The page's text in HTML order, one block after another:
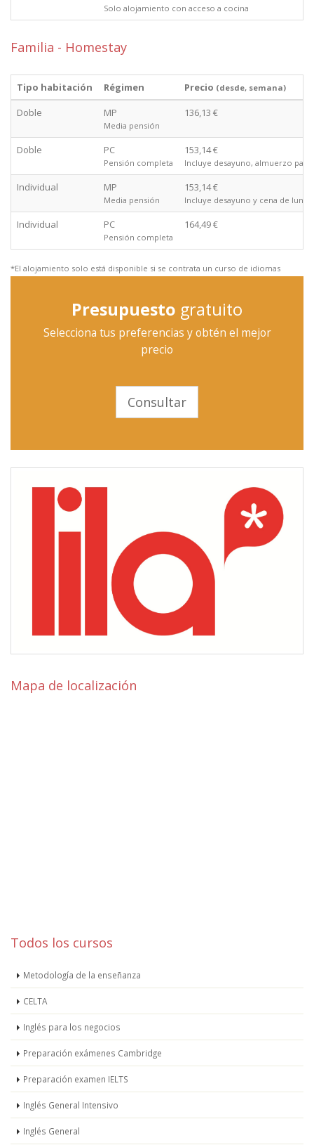
Solo alojamiento con acceso a cocina
Familia - Homestay
Tipo habitación Régimen Precio (desde, semana)
Doble MP
Media pensión
136,13 €
Doble PC
Pensión completa
153,14 €
Incluye desayuno, almuerzo para
Individual MP
Media pensión
153,14 €
Incluye desayuno y cena de
Individual PC
Pensión completa
164,49 €
*El alojamiento solo está disponible si se contrata un curso de idiomas
Presupuesto gratuito
Selecciona tus preferencias y obtén el mejor
precio
Consultar
Mapa de localización
Todos los cursos
Metodología de la enseñanza
CELTA
Inglés para los negocios
Preparación exámenes Cambridge
Preparación examen IELTS
Inglés General Intensivo
Inglés General